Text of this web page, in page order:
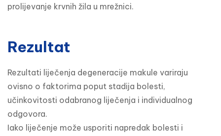
prolijevanje krvnih žila u mrežnici.
Rezultat
Rezultati liječenja degeneracije makule variraju
ovisno o faktorima poput stadija bolesti,
učinkovitosti odabranog liječenja i individualnog
odgovora.
Iako liječenje može usporiti napredak bolesti i